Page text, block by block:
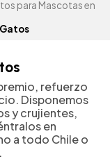
para Mascotas en
refuerzo
Disponemos
y crujientes,
en
a todo Chile o